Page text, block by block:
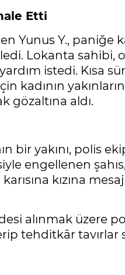
Etti
Yunus Y., paniğe
Lokanta sahibi,
istedi. Kısa
kadının
gözaltına aldı.
bir yakını, polis
engellenen
kızına
alınmak üzere
tehditkâr tavırlar